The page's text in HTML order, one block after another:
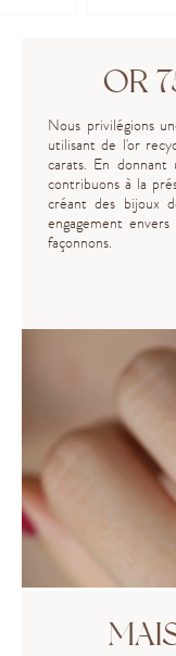
OR
Nous privilégions
utilisant de l'or
carats. En
contribuons à la
créant des bijoux
engagement
façonnons.